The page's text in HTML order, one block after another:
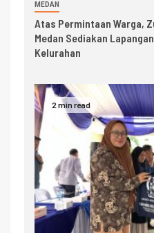
MEDAN
Atas Permintaan Warga,
Medan Sediakan
Kelurahan
2 min read